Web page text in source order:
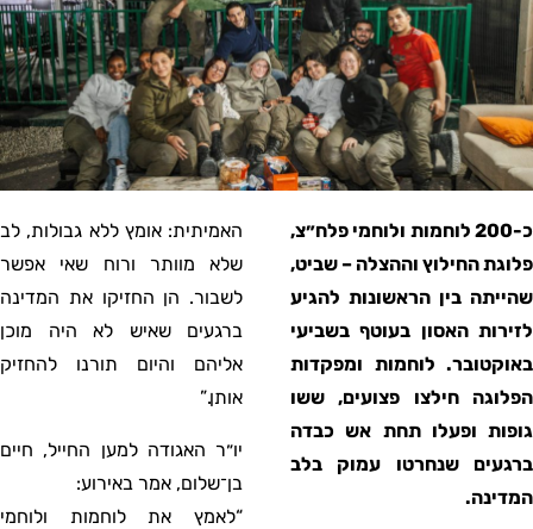
כ-200 לוחמות ולוחמי פלח״צ,
פלוגת החילוץ וההצלה – שביט,
שהייתה בין הראשונות להגיע
לזירות האסון בעוטף בשביעי
באוקטובר. לוחמות ומפקדות
הפלוגה חילצו פצועים, ששו
גופות ופעלו תחת אש כבדה
ברגעים שנחרטו עמוק בלב
המדינה.
האמיתית: אומץ ללא גבולות, לב
שלא מוותר ורוח שאי אפשר
לשבור. הן החזיקו את המדינה
ברגעים שאיש לא היה מוכן
אליהם והיום תורנו להחזיק
אותן.”
יו״ר האגודה למען החייל, חיים
בן־שלום, אמר באירוע:
“לאמץ את לוחמות ולוחמי